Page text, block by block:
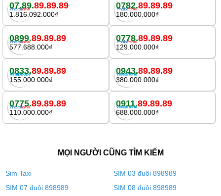
07.89.89.89.89
1.816.092.000₫
0782.89.89.89
180.000.000₫
0899.89.89.89
577.688.000₫
0778.89.89.89
129.000.000₫
0833.89.89.89
155.000.000₫
0943.89.89.89
380.000.000₫
0775.89.89.89
110.000.000₫
0911.89.89.89
688.000.000₫
MỌI NGƯỜI CŨNG TÌM KIẾM
Sim Taxi
SIM 03 đuôi 898989
SIM 07 đuôi 898989
SIM 08 đuôi 898989